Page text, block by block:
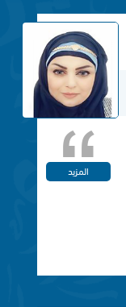
المزيد